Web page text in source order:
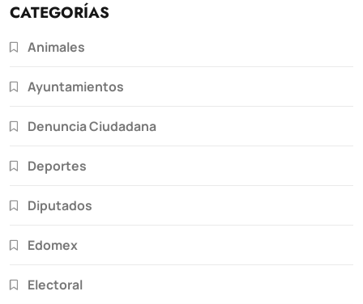
CATEGORÍAS
Animales
Ayuntamientos
Denuncia Ciudadana
Deportes
Diputados
Edomex
Electoral